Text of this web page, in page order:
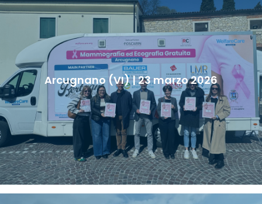
Arcugnano (VI) | 23 marzo 2026